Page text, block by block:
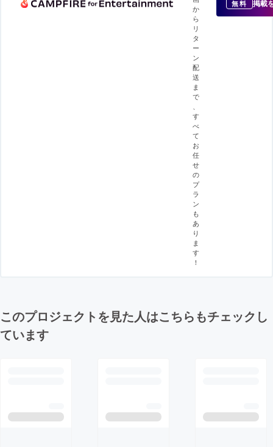
か
ら
リ
タ
ー
ン
配
送
ま
で
、
す
べ
て
お
任
せ
の
プ
ラ
ン
も
あ
り
ま
す
！
無料 掲載
このプロジェクトを見た人はこちらもチェックし
ています